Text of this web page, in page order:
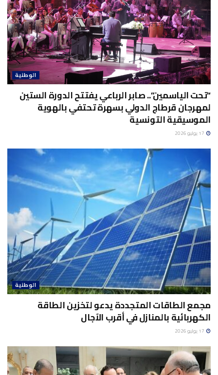
الوطنية
“تحت الياسمين”.. صابر الرباعي يفتتح الدورة الستين
لمهرجان قرطاج الدولي بسهرة تحتفي بالهوية
الموسيقية التونسية
الوطنية
مجمع الطاقات المتجددة يدعو لتخزين الطاقة
الكهربائية بالمنازل في أقرب الآجال